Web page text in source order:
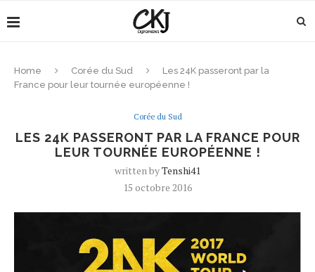
Home Corée du Sud
Les 24K passeront par la
France pour leur tournée européenne !
Corée du Sud
LES 24K PASSERONT PAR LA FRANCE POUR
LEUR TOURNÉE EUROPÉENNE !
written byTenshi41
15 octobre 2016